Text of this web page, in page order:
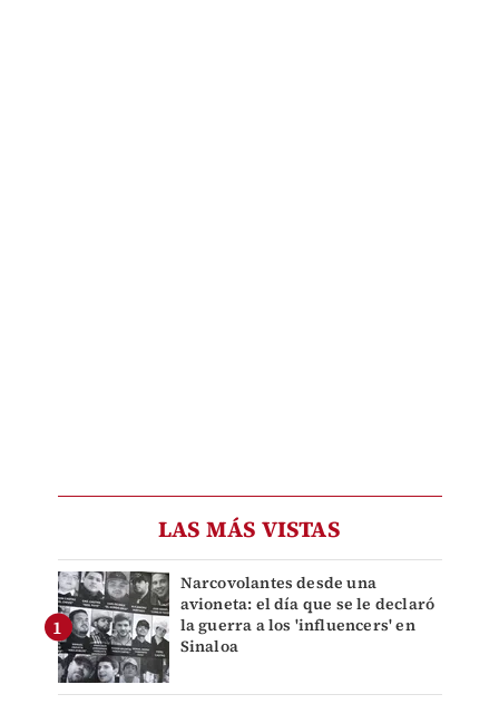
LAS MÁS VISTAS
Narcovolantes desde una
avioneta: el día que se le declaró
la guerra a los 'influencers' en
Sinaloa